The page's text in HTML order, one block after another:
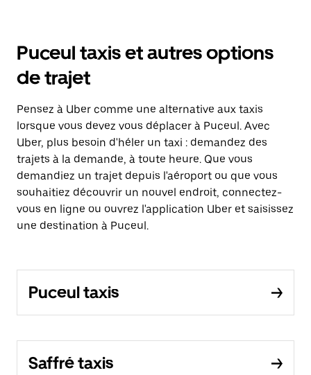
Puceul taxis et autres options
de trajet
Pensez à Uber comme une alternative aux taxis
lorsque vous devez vous déplacer à Puceul. Avec
Uber, plus besoin d'héler un taxi : demandez des
trajets à la demande, à toute heure. Que vous
demandiez un trajet depuis l'aéroport ou que vous
souhaitiez découvrir un nouvel endroit, connectez-
vous en ligne ou ouvrez l'application Uber et saisissez
une destination à Puceul.
Puceul taxis
Saffré taxis